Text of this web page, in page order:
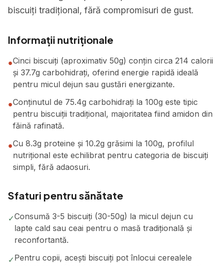
biscuiți tradițional, fără compromisuri de gust.
Informații nutriționale
●Cinci biscuiți (aproximativ 50g) conțin circa 214 calorii
și 37.7g carbohidrați, oferind energie rapidă ideală
pentru micul dejun sau gustări energizante.
●Conținutul de 75.4g carbohidrați la 100g este tipic
pentru biscuiții tradițional, majoritatea fiind amidon din
făină rafinată.
●Cu 8.3g proteine și 10.2g grăsimi la 100g, profilul
nutrițional este echilibrat pentru categoria de biscuiți
simpli, fără adaosuri.
Sfaturi pentru sănătate
✓Consumă 3-5 biscuiți (30-50g) la micul dejun cu
lapte cald sau ceai pentru o masă tradițională și
reconfortantă.
✓Pentru copii, acești biscuiți pot înlocui cerealele